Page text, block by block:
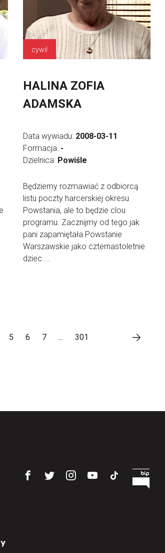
cywil
HALINA ZOFIA
ADAMSKA
Data wywiadu: 2008-03-11
Formacja: -
Dzielnica: Powiśle
Będziemy rozmawiać z odbiorcą
listu poczty harcerskiej okresu
Powstania, ale to będzie clou
programu. Zacznijmy od tego jak
pani zapamiętała Powstanie
Warszawskie jako czternastoletnie
dziec ...
5 6 7 ... 301